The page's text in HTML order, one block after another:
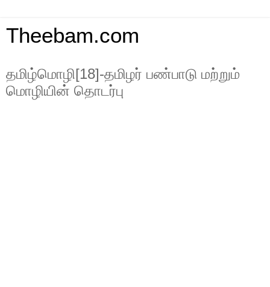
Theebam.com
தமிழ்மொழி[18]-தமிழர் பண்பாடு மற்றும்
மொழியின் தொடர்பு